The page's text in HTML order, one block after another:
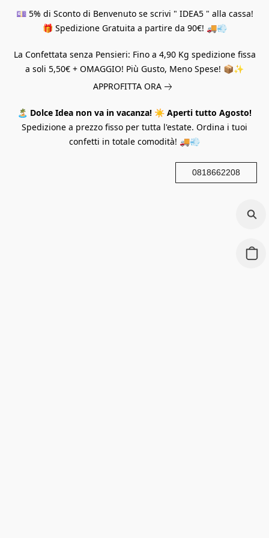
💷 5% di Sconto di Benvenuto se scrivi " IDEA5 " alla cassa!
🎁 Spedizione Gratuita a partire da 90€! 🚚💨
La Confettata senza Pensieri: Fino a 4,90 Kg spedizione fissa
a soli 5,50€ + OMAGGIO! Più Gusto, Meno Spese! 📦✨
APPROFITTA ORA
🏝️ Dolce Idea non va in vacanza! ☀️ Aperti tutto Agosto!
Spedizione a prezzo fisso per tutta l'estate. Ordina i tuoi
confetti in totale comodità! 🚚💨
0818662208